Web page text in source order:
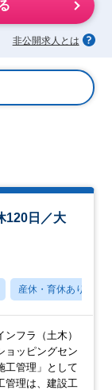
非公開求人とは
120日／大
産休・育休あり
フラ（土木）
ョッピングセン
工管理」として
管理は、建設工